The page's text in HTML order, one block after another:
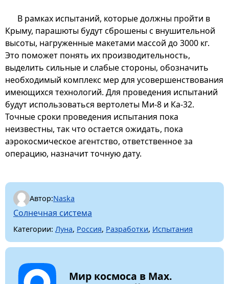
В рамках испытаний, которые должны пройти в
Крыму, парашюты будут сброшены с внушительной
высоты, нагруженные макетами массой до 3000 кг.
Это поможет понять их производительность,
выделить сильные и слабые стороны, обозначить
необходимый комплекс мер для усовершенствования
имеющихся технологий. Для проведения испытаний
будут использоваться вертолеты Ми-8 и Ка-32.
Точные сроки проведения испытания пока
неизвестны, так что остается ожидать, пока
аэрокосмическое агентство, ответственное за
операцию, назначит точную дату.
Автор:Naska
Солнечная система
Категории: Луна, Россия, Разработки, Испытания
Мир космоса в Max.